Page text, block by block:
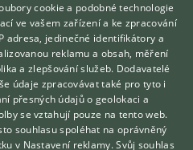
PLEMENE
nás
inzerátů
užití
Hledáte zvířecího kamaráda?
Zdarma vám poradí
VETERINÁŘ ONLINE
KONZULTOVAT S
cookie a podobné technologie
ve vašem zařízení a ke zpracování
adresa, jedinečné identifikátory a
reklamu a obsah, měření
a zlepšování služeb. Dodavatelé
údaje zpracovávat také pro tyto i
přesných údajů o geolokaci a
se vztahují pouze na tento web.
souhlasu spoléhat na oprávněný
v Nastavení reklamy. Svůj souhlas